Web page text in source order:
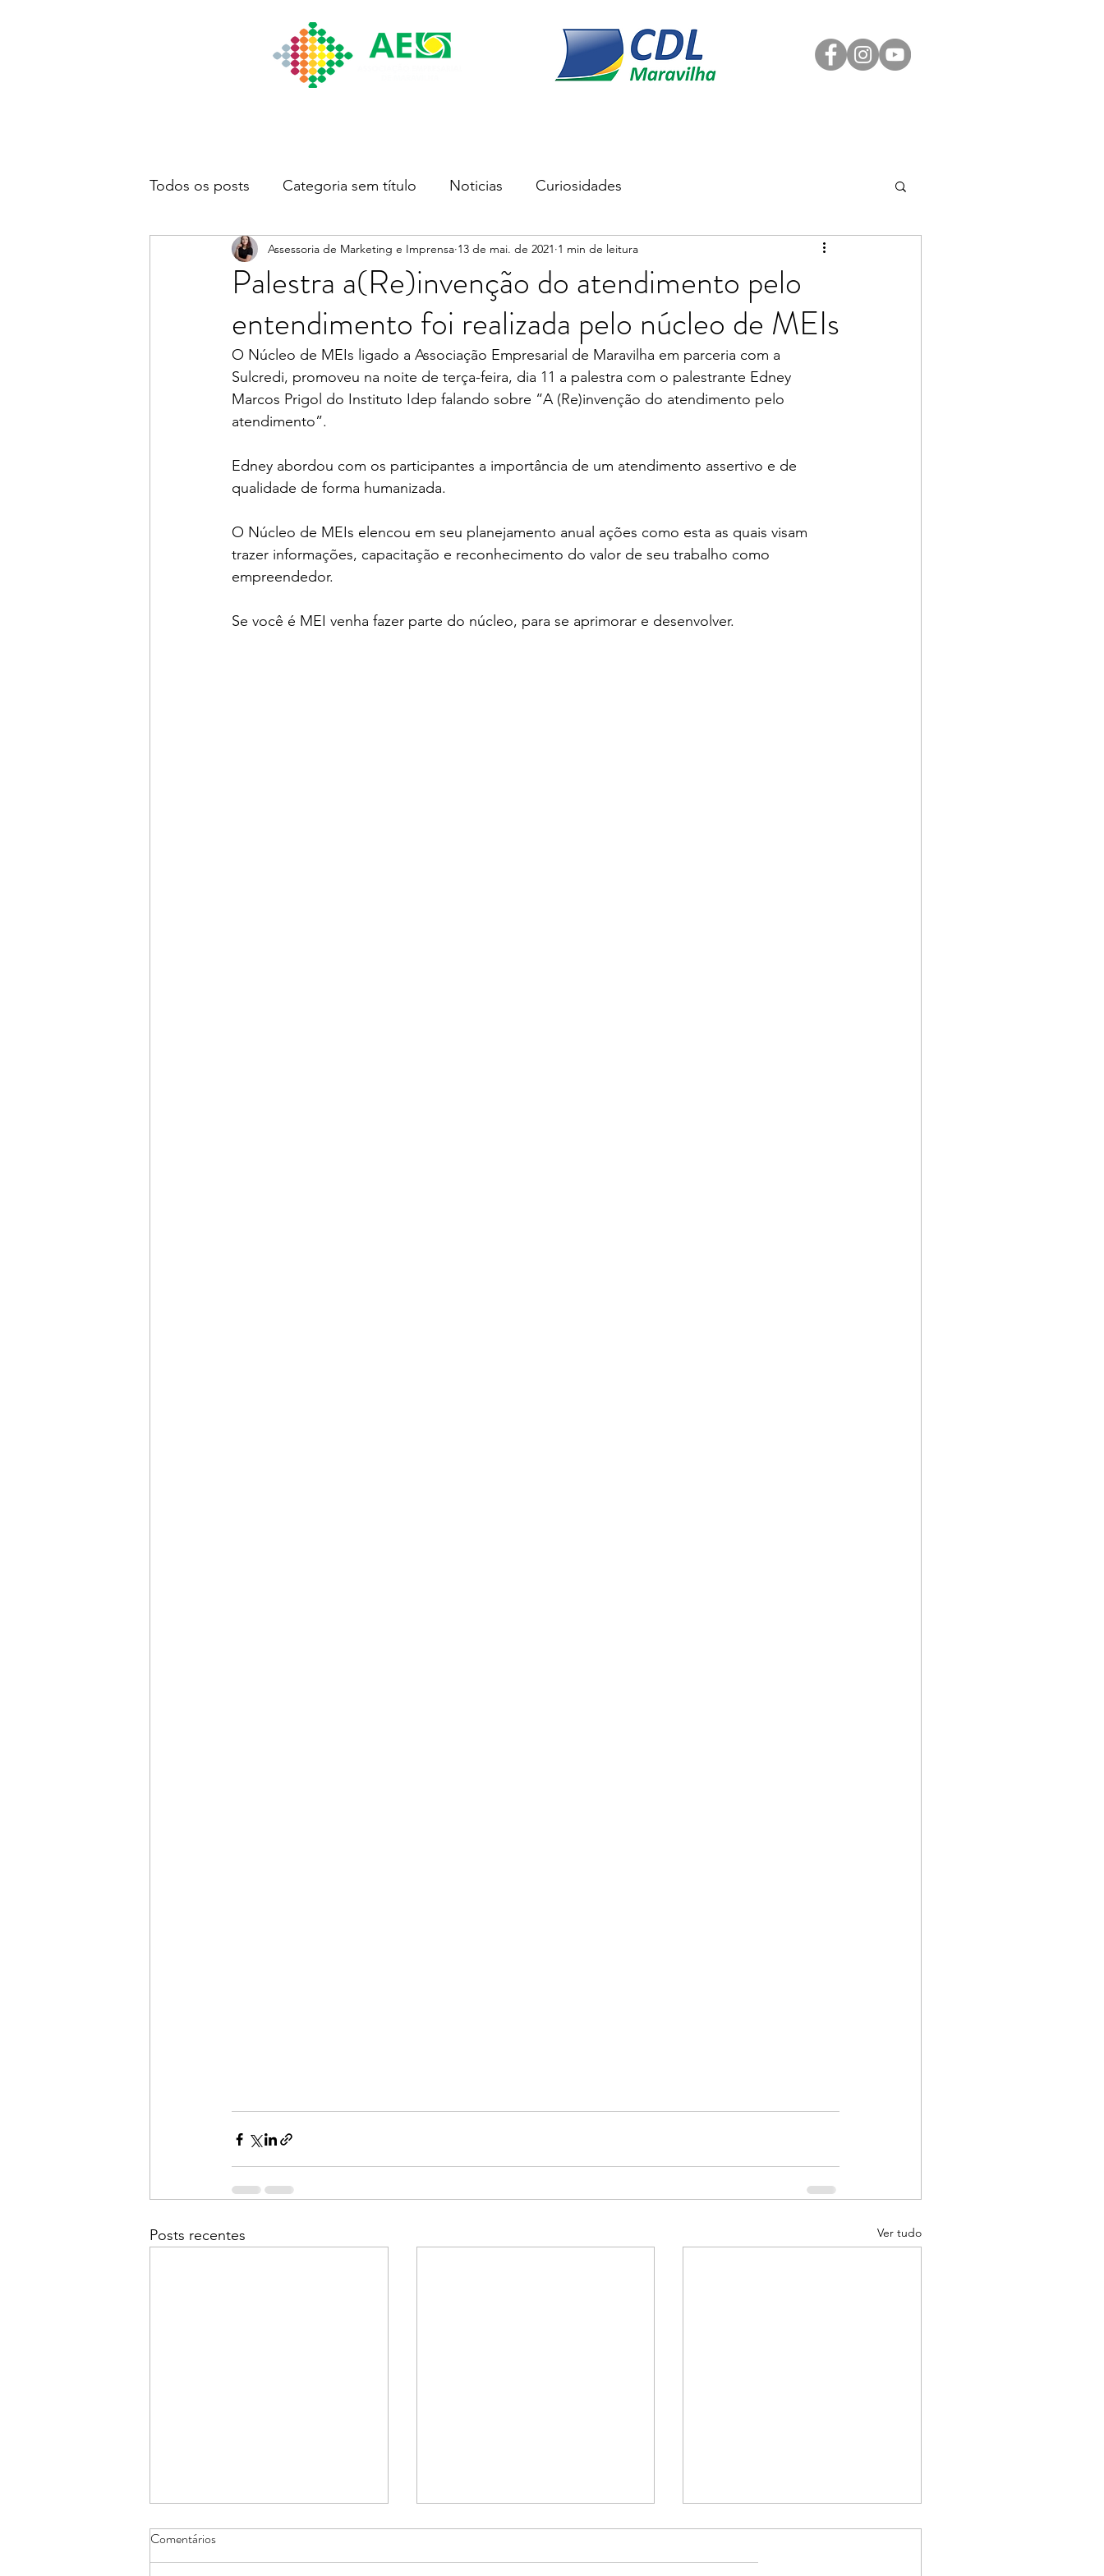
Todos os posts Categoria sem título Noticias Curiosidades
Palestra a(Re)invenção do atendimento pelo
entendimento foi realizada pelo núcleo de MEIs
Assessoria de Marketing e Imprensa 13 de mai. de 2021 1 min de leitura
O Núcleo de MEIs ligado a Associação Empresarial de Maravilha em parceria com a
Sulcredi, promoveu na noite de terça-feira, dia 11 a palestra com o palestrante Edney
Marcos Prigol do Instituto Idep falando sobre “A (Re)invenção do atendimento pelo
atendimento”.
Edney abordou com os participantes a importância de um atendimento assertivo e de
qualidade de forma humanizada.
O Núcleo de MEIs elencou em seu planejamento anual ações como esta as quais visam
trazer informações, capacitação e reconhecimento do valor de seu trabalho como
empreendedor.
Se você é MEI venha fazer parte do núcleo, para se aprimorar e desenvolver.
Posts recentes Ver tudo
Comentários